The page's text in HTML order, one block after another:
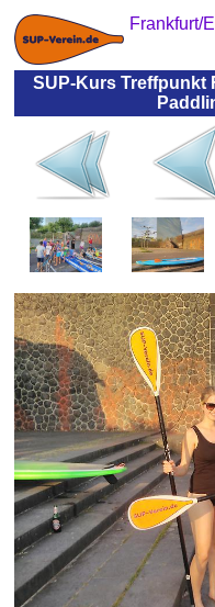
Frankfurt/
SUP-Kurs Treffpunkt